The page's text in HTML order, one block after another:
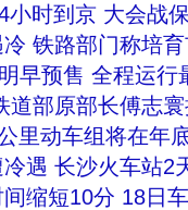
小时到京 大会战
铁路部门称培
早预售 全程运行
道部原部长傅志
里动车组将在年
遇 长沙火车站2
缩短10分 18日